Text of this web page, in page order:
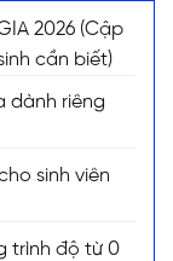
2026 (Cập
cần biết)
dành riêng
sinh viên
trình độ từ 0